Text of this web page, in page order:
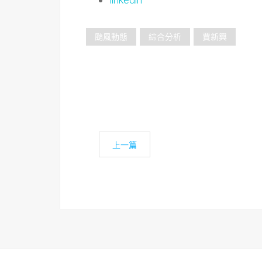
颱風動態 綜合分析 賈新興
上一篇